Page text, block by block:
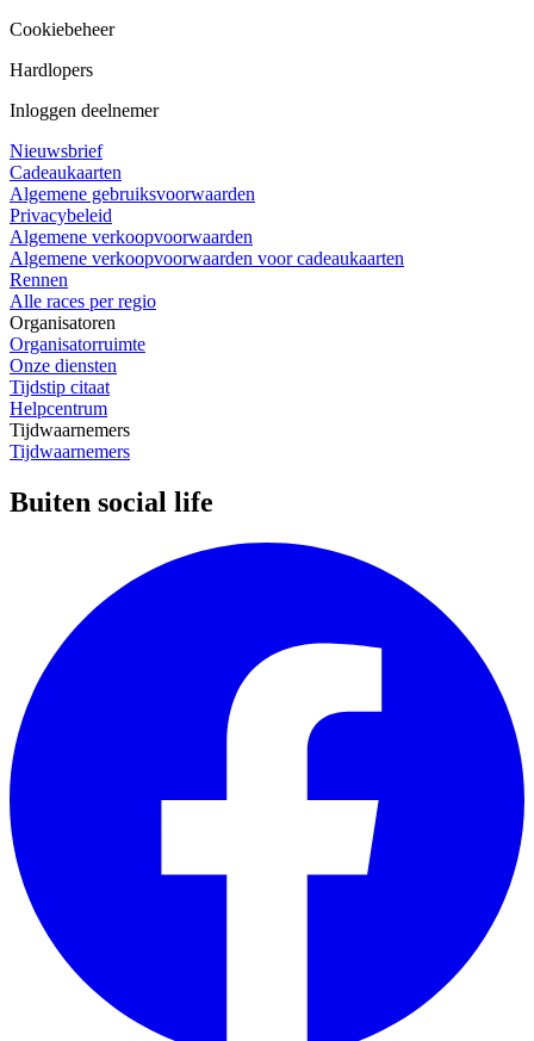
Cookiebeheer
Hardlopers
Inloggen deelnemer
Nieuwsbrief
Cadeaukaarten
Algemene gebruiksvoorwaarden
Privacybeleid
Algemene verkoopvoorwaarden
Algemene verkoopvoorwaarden voor cadeaukaarten
Rennen
Alle races per regio
Organisatoren
Organisatorruimte
Onze diensten
Tijdstip citaat
Helpcentrum
Tijdwaarnemers
Tijdwaarnemers
Buiten social life